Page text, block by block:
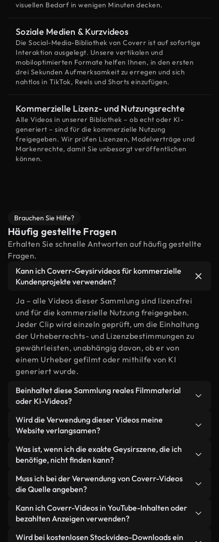
visuellen Bedarf in wenigen Minuten decken.
Soziale Medien & Kurzvideos
Die Social-Media-Bibliothek von Coverr ist auf sofortige
Interaktion ausgelegt. Unsere vertikalen und
mobiloptimierten Formate helfen Ihnen, in den ersten
drei Sekunden Aufmerksamkeit zu erregen und sich
nahtlos in TikTok, Reels und Shorts einzufügen.
Kommerzielle Lizenz- und Nutzungsrechte
Alle Videos in unserer Bibliothek – ob echt oder KI-
generiert – sind für die kommerzielle Nutzung
freigegeben. Wir prüfen Lizenzen, Modelverträge und
Markenrechte, damit Sie unbesorgt veröffentlichen
können.
Brauchen Sie Hilfe?
Häufig gestellte Fragen
Erhalten Sie schnelle Antworten auf häufig gestellte
Fragen.
Kann ich Coverr-Geysirvideos für kommerzielle
Kundenprojekte verwenden?
Ja – alle Videos dieser Sammlung sind lizenzfrei
und für die kommerzielle Nutzung freigegeben.
Jeder Clip wird einzeln geprüft, um die Einhaltung
der Urheberrechts- und Lizenzbestimmungen zu
gewährleisten, unabhängig davon, ob er von
einem Urheber gefilmt oder mithilfe von KI
generiert wurde.
Beinhaltet diese Sammlung reales Filmmaterial
oder KI-Videos?
Beides. Es handelt sich um eine Hybridbibliothek
aus realen, von Menschen aufgenommenen
generierten Videos. Jedes Video ist eindeutig
beschriftet, sodass Sie immer wissen, was Sie
verwenden.
Wird die Verwendung dieser Videos meine
Website verlangsamen?
Nicht, wenn Sie unsere optimierten Versionen
wählen. Wir bieten schlanke, webfähige Formate,
wurden – so bleibt die Qualität hoch, während
gleichzeitig die Ladezeiten minimiert und
Kennzahlen wie LCP verbessert werden.
Was ist, wenn ich die exakte Geysirszene, die ich
benötige, nicht finden kann?
Mit Coverr AI Studio erstellen Sie im
Handumdrehen ein solches Video. Beschreiben Sie
Sonnenuntergang" – und das Studio generiert
innerhalb von Sekunden ein individuelles Video für
Sie, das unseren Lizenzbestimmungen entspricht.
Muss ich bei der Verwendung von Coverr-Videos
die Quelle angeben?
Eine Namensnennung ist nicht erforderlich. Alle
Videos in unserer Stockbibliothek sind lizenzfrei
verwendet werden – wir freuen uns aber immer
Kann ich Coverr-Videos in YouTube-Inhalten oder
bezahlten Anzeigen verwenden?
Ja. Sämtliches Stockmaterial von Coverr darf in
Wird bei kostenlosen Stockvideo-Downloads ein